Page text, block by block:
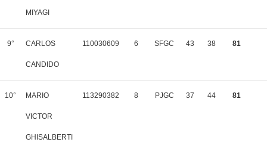
MIYAGI
9° CARLOS
CANDIDO
110030609 6 SFGC 43 38 81
10° MARIO
VICTOR
GHISALBERTI
113290382 8 PJGC 37 44 81